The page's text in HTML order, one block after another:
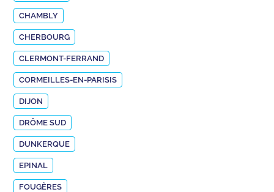
CHAMBLY
CHERBOURG
CLERMONT-FERRAND
CORMEILLES-EN-PARISIS
DIJON
DRÔME SUD
DUNKERQUE
EPINAL
FOUGÈRES